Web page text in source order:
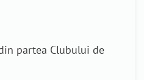
partea Clubului de